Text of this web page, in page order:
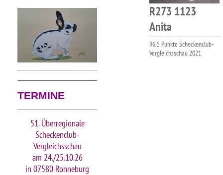
TERMINE
51. Überregionale
Scheckenclub-
Vergleichsschau
am 24./25.10.26
in 07580 Ronneburg
R273 1123
Anita
96,5 Punkte Scheckenclub-
Vergleichsschau 2021